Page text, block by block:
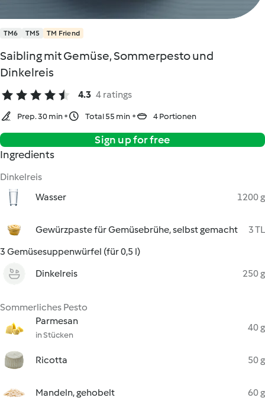
TM6 TM5 TM Friend
Saibling mit Gemüse, Sommerpesto und
Dinkelreis
4.3 4 ratings
Prep. 30 min Total 55 min 4 Portionen
Sign up for free
Ingredients
Dinkelreis
Wasser
1200 g
Gewürzpaste für Gemüsebrühe, selbst gemacht
3 TL
3 Gemüsesuppenwürfel (für 0,5 l)
Dinkelreis
250 g
Sommerliches Pesto
Parmesan
in Stücken
40 g
Ricotta 50 g
Mandeln, gehobelt 60 g